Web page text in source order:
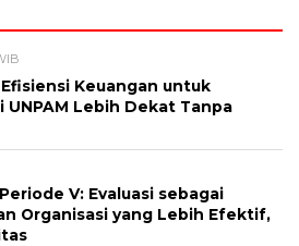
Keuangan untuk
Lebih Dekat Tanpa
V: Evaluasi sebagai
Organisasi yang Lebih Efektif,